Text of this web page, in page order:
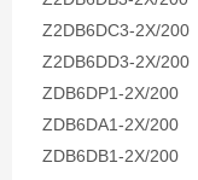
Z2DB6DC3-2X/200
Z2DB6DD3-2X/200
ZDB6DP1-2X/200
ZDB6DA1-2X/200
ZDB6DB1-2X/200